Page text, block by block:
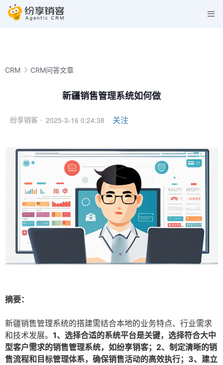
CRM CRM问答文章
新疆销售管理系统如何做
纷享销客 · 2025-3-16 0:24:38 关注
摘要：
新疆销售管理系统的搭建需结合本地的业务特点、行业需求
和技术发展。 1、选择合适的系统平台是关键，选择符合大中
型客户需求的销售管理系统，如纷享销客；2、制定清晰的销
售流程和目标管理体系，确保销售活动的高效执行；3、建立